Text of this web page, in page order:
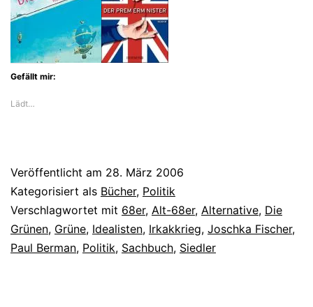
Gefällt mir:
Lädt…
Veröffentlicht am 28. März 2006
Kategorisiert als Bücher, Politik
Verschlagwortet mit 68er, Alt-68er, Alternative, Die
Grünen, Grüne, Idealisten, Irkakkrieg, Joschka Fischer,
Paul Berman, Politik, Sachbuch, Siedler